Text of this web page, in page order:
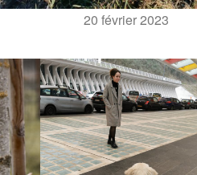
20 février 2023